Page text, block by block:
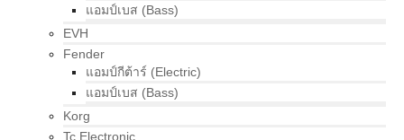
แอมป์เบส (Bass)
EVH
Fender
แอมป์กีต้าร์ (Electric)
แอมป์เบส (Bass)
Korg
Tc Electronic